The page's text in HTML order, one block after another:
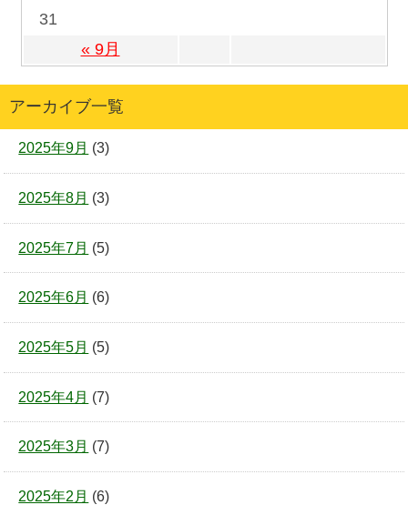
« 9月
31
アーカイブ一覧
2025年9月 (3)
2025年8月 (3)
2025年7月 (5)
2025年6月 (6)
2025年5月 (5)
2025年4月 (7)
2025年3月 (7)
2025年2月 (6)